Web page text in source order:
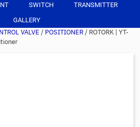
SWITCH
TRANSMITTER
GALLERY
VALVE/POSITIONER/ ROTORK | YT-